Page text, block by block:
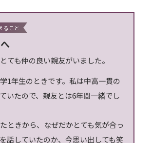
ること
ても仲の良い親友がいました。
1年生のときです。私は中高一貫の
いたので、親友とは6年間一緒でし
ときから、なぜだかとても気が合っ
話していたのか、今思い出しても笑